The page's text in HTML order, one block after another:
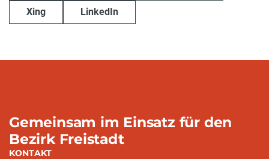
Xing LinkedIn
Gemeinsam im Einsatz für den
Bezirk Freistadt
KONTAKT